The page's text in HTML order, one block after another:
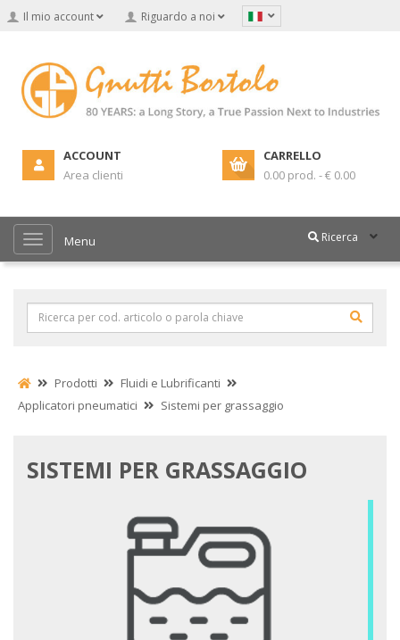
Il mio account Riguardo a noi
ACCOUNT
Area clienti
CARRELLO
0.00 prod. - € 0.00
Menu Ricerca
Prodotti
Fluidi e Lubrificanti
Applicatori pneumatici
Sistemi per grassaggio
SISTEMI PER GRASSAGGIO